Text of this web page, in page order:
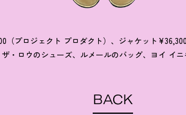
（プロジェクト プロダクト）、ジャケット
・ロウのシューズ、ルメールのバッグ、ヨイ イ
BACK